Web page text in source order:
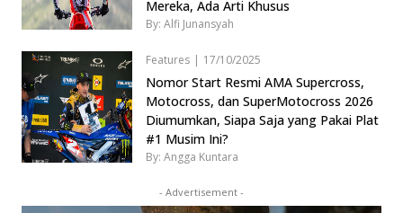
Mereka, Ada Arti Khusus
By: Alfi Junansyah
Features | 17/10/2025
Nomor Start Resmi AMA Supercross,
Motocross, dan SuperMotocross 2026
Diumumkan, Siapa Saja yang Pakai Plat
#1 Musim Ini?
By: Angga Kuntara
- Advertisement -